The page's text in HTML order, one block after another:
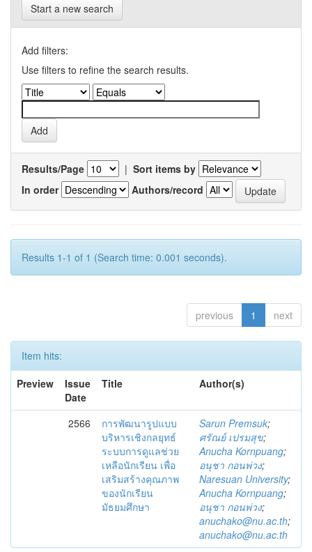
Start a new search
Add filters:
Use filters to refine the search results.
Results/Page | Sort items by
In order
Authors/record
Results 1-1 of 1 (Search time: 0.001 seconds).
previous 1 next
Item hits:
Preview
Issue
Date
Title Author(s)
2566
การพัฒนารูปแบบ
บริหารเชิงกลยุทธ์
ระบบการดูแลช่วย
เหลือนักเรียน เพื่อ
เสริมสร้างคุณภาพ
ของนักเรียน
มัธยมศึกษา
Sarun Premsuk;
ศรัณย์ เปรมสุข;
Anucha Kornpuang;
อนุชา กอนพ่วง;
Naresuan University;
Anucha Kornpuang;
อนุชา กอนพ่วง;
anuchako@nu.ac.th;
anuchako@nu.ac.th